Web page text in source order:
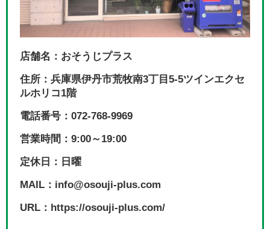
店舗名：おそうじプラス
住所：兵庫県伊丹市荒牧南3丁目5-5ツインエクセ
ルホリコ1階
電話番号：072-768-9969
営業時間：9:00～19:00
定休日：日曜
MAIL：info@osouji-plus.com
URL：https://osouji-plus.com/